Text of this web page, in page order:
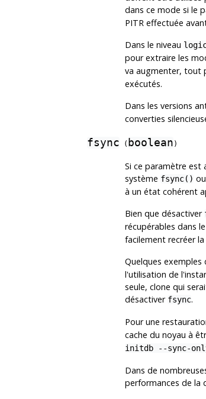
dans ce mode si le
PITR effectuée
Dans le niveau
pour extraire les
va augmenter, tout
exécutés.
Dans les versions
converties
fsync ( boolean )
Si ce paramètre est
système fsync()
à un état cohérent
Bien que désactiver
récupérables dans
facilement recréer
Quelques
l'utilisation de
seule, clone qui
désactiver fsync.
Pour une
cache du noyau à
initdb --sync-
Dans de
performances de la